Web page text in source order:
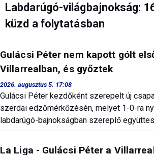
Labdarúgó-világbajnokság:
küzd a folytatásban
Gulácsi Péter nem kapott gólt
Villarrealban, és győztek
2026. augusztus 5. 17:08
Gulácsi Péter kezdőként szerepelt új
szerdai edzőmérkőzésén, melyet 1-0-ra
labdarúgó-bajnokságban szereplő
La Liga - Gulácsi Péter a